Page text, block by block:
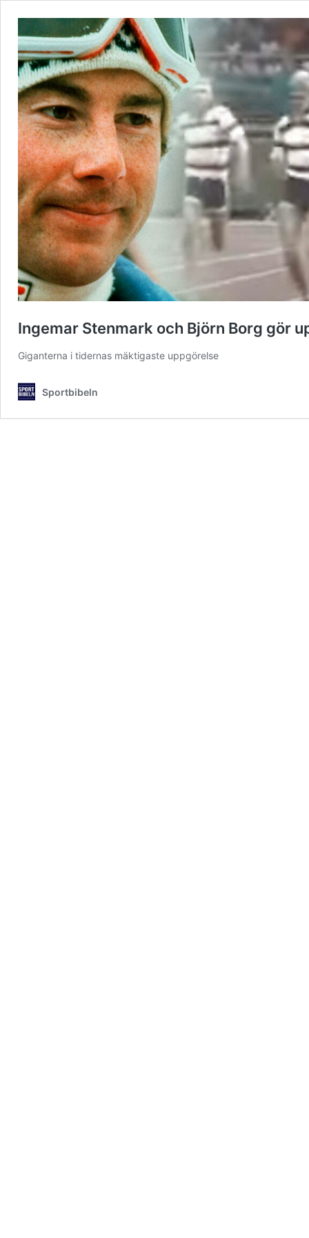
Ingemar Stenmark och Björn Borg gör
Giganterna i tidernas mäktigaste uppgörelse
Sportbibeln